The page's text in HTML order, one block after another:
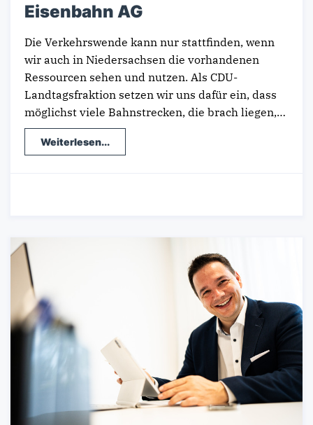
Eisenbahn AG
Die Verkehrswende kann nur stattfinden, wenn
wir auch in Niedersachsen die vorhandenen
Ressourcen sehen und nutzen. Als CDU-
Landtagsfraktion setzen wir uns dafür ein, dass
möglichst viele Bahnstrecken, die brach liegen,…
Weiterlesen...